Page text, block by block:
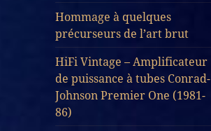
Hommage à quelques
précurseurs de l’art brut
HiFi Vintage – Amplificateur
de puissance à tubes Conrad-
Johnson Premier One (1981-
86)